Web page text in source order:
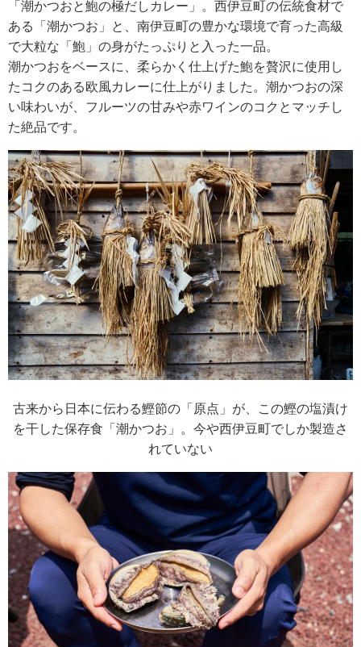
「潮かつおと鮑の極だしカレー」。西伊豆町の伝統食材で
ある「潮かつお」と、南伊豆町の豊かな環境で育った高級
で大粒な「鮑」の身がたっぷりと入った一品。
潮かつおをベースに、柔らかく仕上げた鮑を贅沢に使用し
たコクのある欧風カレーに仕上がりました。潮かつおの深
い味わいが、フルーツの甘みや赤ワインのコクとマッチし
た絶品です。
古来から日本に伝わる鰹節の「原点」が、この鰹の塩漬け
を干した保存食「潮かつお」。今や西伊豆町でしか製造さ
れていない